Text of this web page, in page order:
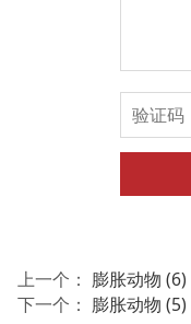
上一个： 膨胀动物 (6)
下一个： 膨胀动物 (5)